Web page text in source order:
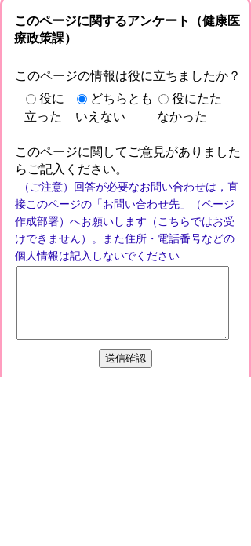
このページに関するアンケート（健康医
療政策課）
このページの情報は役に立ちましたか？
役に
立った
どちらとも
いえない
役にたた
なかった
このページに関してご意見がありました
らご記入ください。
（ご注意）回答が必要なお問い合わせは，直
接このページの「お問い合わせ先」（ページ
作成部署）へお願いします（こちらではお受
けできません）。また住所・電話番号などの
個人情報は記入しないでください